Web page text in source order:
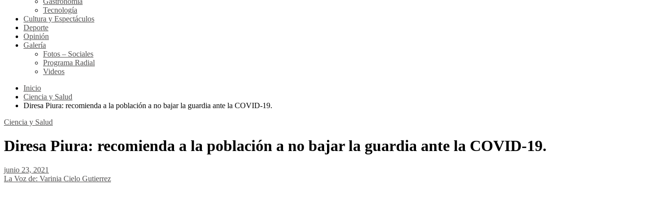
Tecnología
Cultura y Espectáculos
Deporte
Opinión
Galería
Fotos – Sociales
Programa Radial
Videos
Inicio
Ciencia y Salud
Diresa Piura: recomienda a la población a no bajar la guardia ante la COVID-19.
Ciencia y Salud
Diresa Piura: recomienda a la población a no bajar la guardia ante la COVID-19.
junio 23, 2021
La Voz de: Varinia Cielo Gutierrez